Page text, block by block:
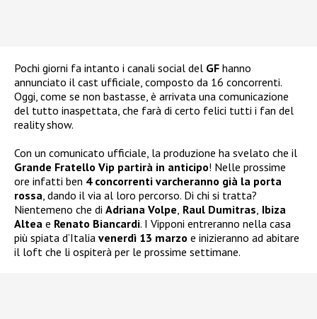
Pochi giorni fa intanto i canali social del GF hanno
annunciato il cast ufficiale, composto da 16 concorrenti.
Oggi, come se non bastasse, è arrivata una comunicazione
del tutto inaspettata, che farà di certo felici tutti i fan del
reality show.
Con un comunicato ufficiale, la produzione ha svelato che il
Grande Fratello Vip partirà in anticipo! Nelle prossime
ore infatti ben 4 concorrenti varcheranno già la porta
rossa , dando il via al loro percorso. Di chi si tratta?
Nientemeno che di Adriana Volpe Raul Dumitras Ibiza
Altea e Renato Biancardi. I Vipponi entreranno nella casa
più spiata d’Italia venerdì 13 marzo e inizieranno ad abitare
il loft che li ospiterà per le prossime settimane.